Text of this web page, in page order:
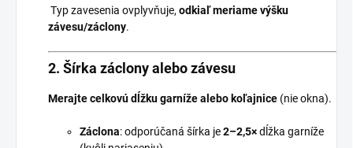
Typ zavesenia ovplyvňuje, odkiaľ meriame výšku
závesu/záclony.
2. Šírka záclony alebo závesu
Merajte celkovú dĺžku garníže alebo koľajnice (nie okna).
Záclona: odporúčaná šírka je2–2,5×dĺžka garníže